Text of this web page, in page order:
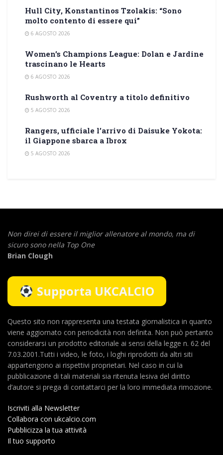
Hull City, Konstantinos Tzolakis: “Sono
molto contento di essere qui”
6 AGOSTO 2026
Women’s Champions League: Dolan e Jardine
trascinano le Hearts
6 AGOSTO 2026
Rushworth al Coventry a titolo definitivo
5 AGOSTO 2026
Rangers, ufficiale l’arrivo di Daisuke Yokota:
il Giappone sbarca a Ibrox
5 AGOSTO 2026
Non direi di essere il miglior allenatore al mondo, ma di
sicuro sono nella Top One
Brian Clough
Supporta UKCALCIO
Questo sito non rappresenta una testata giornalistica in quanto
viene aggiornato con periodicità non definita. Non può pertanto
considerarsi un prodotto editoriale ai sensi della legge n. 62 del
7.03.2001.Tutti i video, le foto, i loghi riprodotti da altri siti
appartengono ai rispettivi proprietari. Nel caso in cui la
pubblicazione di tali materiali sia ritenuta lesiva del diritto
d’autore si prega di contattarci per la loro immediata rimozione.
Iscriviti alla Newsletter
Collabora con ukcalcio.com
Pubblicizza la tua attività
Il tuo supporto